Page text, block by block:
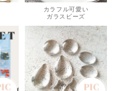
カラフル可愛い
ガラスビーズ